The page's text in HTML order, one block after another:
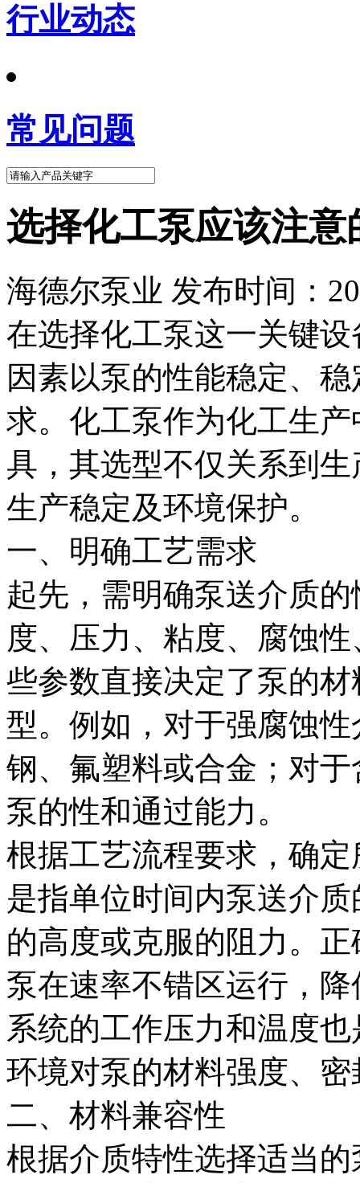
行业动态
常见问题
选择化工泵应该注意
海德尔泵业 发布时间：
在选择化工泵这一关键
因素以泵的性能稳定、
求。化工泵作为化工生
具，其选型不仅关系到
生产稳定及环境保护。
一、明确工艺需求
起先，需明确泵送介质
度、压力、粘度、腐蚀
些参数直接决定了泵的
型。例如，对于强腐蚀
钢、氟塑料或合金；对
泵的性和通过能力。
根据工艺流程要求，确
是指单位时间内泵送介
的高度或克服的阻力。
泵在速率不错区运行，
系统的工作压力和温度
环境对泵的材料强度、
二、材料兼容性
根据介质特性选择适当